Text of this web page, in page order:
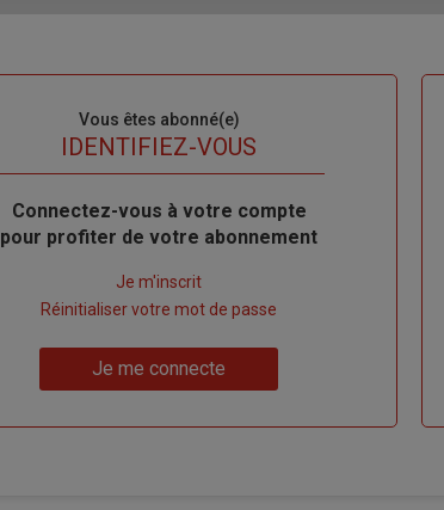
Vous êtes abonné(e)
IDENTIFIEZ-VOUS
Body
Connectez-vous à votre compte
pour profiter de votre abonnement
compte"
Je m'inscrit
Réinitialiser votre mot de passe
Je me connecte